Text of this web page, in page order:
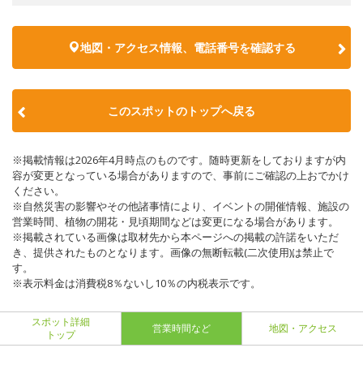
地図・アクセス情報、電話番号を確認する
このスポットのトップへ戻る
※掲載情報は2026年4月時点のものです。随時更新をしておりますが内
容が変更となっている場合がありますので、事前にご確認の上おでかけ
ください。
※自然災害の影響やその他諸事情により、イベントの開催情報、施設の
営業時間、植物の開花・見頃期間などは変更になる場合があります。
※掲載されている画像は取材先から本ページへの掲載の許諾をいただ
き、提供されたものとなります。画像の無断転載(二次使用)は禁止で
す。
※表示料金は消費税8％ないし10％の内税表示です。
スポット詳細
トップ
営業時間など 地図・アクセス